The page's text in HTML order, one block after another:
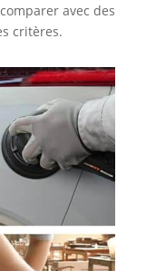
avec des
critères.